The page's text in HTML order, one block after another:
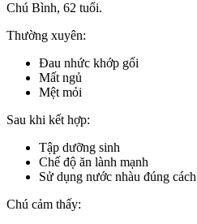
Chú Bình, 62 tuổi.
Thường xuyên:
Đau nhức khớp gối
Mất ngủ
Mệt mỏi
Sau khi kết hợp:
Tập dưỡng sinh
Chế độ ăn lành mạnh
Sử dụng nước nhàu đúng cách
Chú cảm thấy: